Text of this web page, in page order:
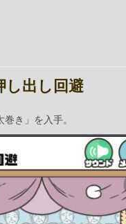
し出し回避
き」を入手。